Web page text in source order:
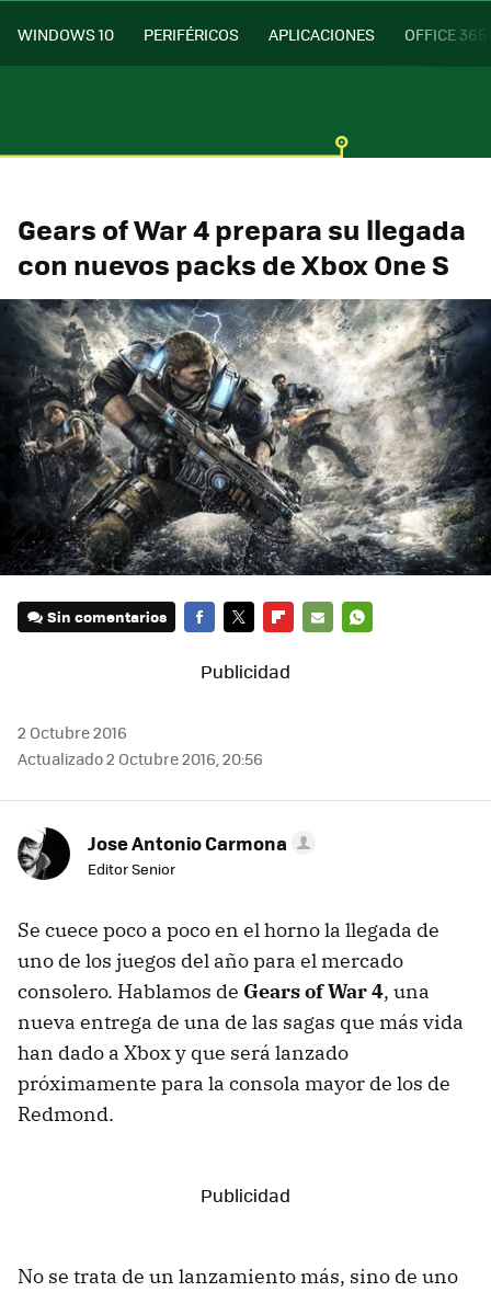
WINDOWS 10 PERIFÉRICOS APLICACIONES OFFICE 365
Gears of War 4 prepara su llegada
con nuevos packs de Xbox One S
Sin comentarios
2 Octubre 2016
Actualizado 2 Octubre 2016, 20:56
Jose Antonio Carmona
Editor Senior
Se cuece poco a poco en el horno la llegada de
uno de los juegos del año para el mercado
consolero. Hablamos de Gears of War 4, una
nueva entrega de una de las sagas que más vida
han dado a Xbox y que será lanzado
próximamente para la consola mayor de los de
Redmond.
No se trata de un lanzamiento más, sino de uno